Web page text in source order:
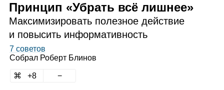
Принцип «Убрать всё лишнее»
Максимизировать полезное действие
и повысить информативность
7 советов
Собрал Роберт Блинов
8